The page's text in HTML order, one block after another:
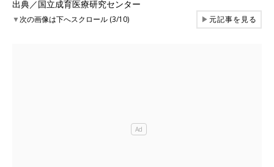
出典／国立成育医療研究センター
▼次の画像は下へスクロール (3/10) ▶元記事を見る